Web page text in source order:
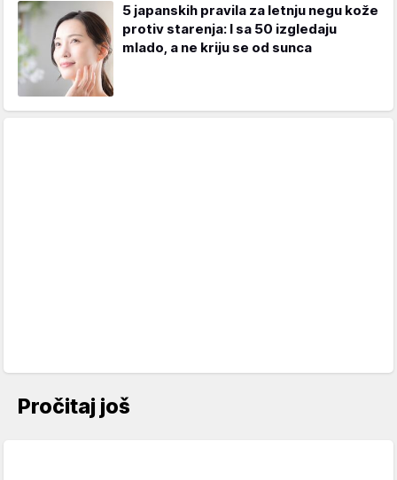
5 japanskih pravila za letnju negu kože
protiv starenja: I sa 50 izgledaju
mlado, a ne kriju se od sunca
Pročitaj još